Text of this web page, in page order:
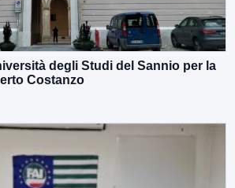
degli Studi del Sannio per la
Costanzo